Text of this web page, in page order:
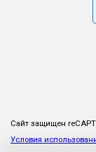
Сайт защищен
Условия